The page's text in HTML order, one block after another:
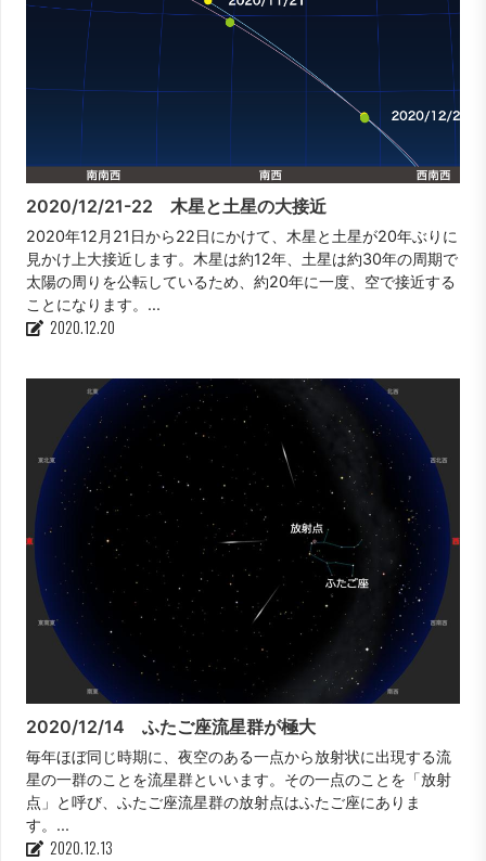
2020/12/21-22 木星と土星の大接近
2020年12月21日から22日にかけて、木星と土星が20年ぶりに
見かけ上大接近します。木星は約12年、土星は約30年の周期で
太陽の周りを公転しているため、約20年に一度、空で接近する
ことになります。...
2020.12.20
2020/12/14 ふたご座流星群が極大
毎年ほぼ同じ時期に、夜空のある一点から放射状に出現する流
星の一群のことを流星群といいます。その一点のことを「放射
点」と呼び、ふたご座流星群の放射点はふたご座にありま
す。...
2020.12.13